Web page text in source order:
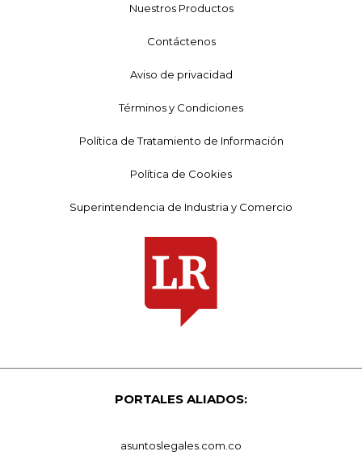
Nuestros Productos
Contáctenos
Aviso de privacidad
Términos y Condiciones
Política de Tratamiento de Información
Política de Cookies
Superintendencia de Industria y Comercio
PORTALES ALIADOS:
asuntoslegales.com.co